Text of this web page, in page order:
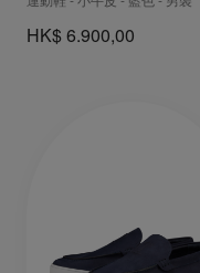
HK$ 6.900,00